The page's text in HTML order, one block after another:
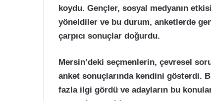
koydu. Gençler, sosyal medyanın
yöneldiler ve bu durum, anketlerde
çarpıcı sonuçlar doğurdu.
Mersin’deki seçmenlerin, çevresel
anket sonuçlarında kendini gösterdi.
fazla ilgi gördü ve adayların bu